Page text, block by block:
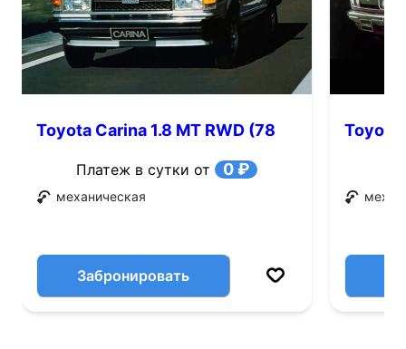
Toyota Carina 1.8 MT RWD (78
Платеж в сутки от 0 ₽
механическая
Забронировать
Toyota